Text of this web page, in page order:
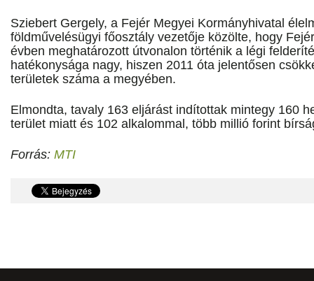
Sziebert Gergely, a Fejér Megyei Kormányhivatal
földművelésügyi főosztály vezetője közölte, hogy
évben meghatározott útvonalon történik a légi
hatékonysága nagy, hiszen 2011 óta jelentősen
területek száma a megyében.
Elmondta, tavaly 163 eljárást indítottak mintegy 160
terület miatt és 102 alkalommal, több millió forint
Forrás: MTI